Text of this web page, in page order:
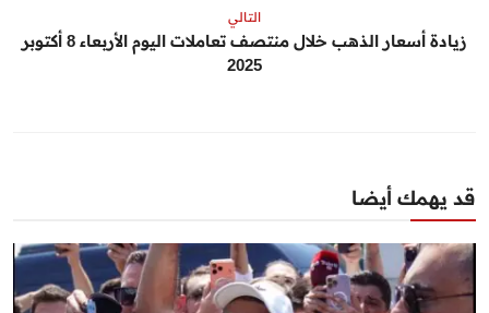
التالي
زيادة أسعار الذهب خلال منتصف تعاملات اليوم الأربعاء 8 أكتوبر
2025
قد يهمك أيضا